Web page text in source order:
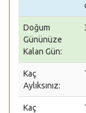
Doğum
Gününüze
Kalan Gün:
Kaç
Aylıksınız:
Kaç